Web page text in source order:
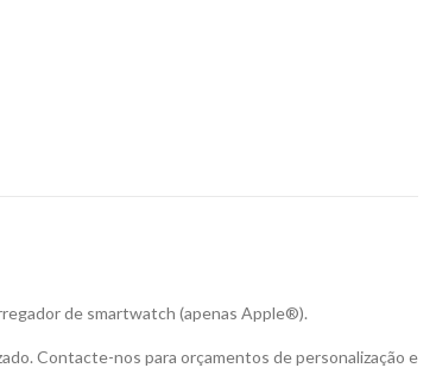
de smartwatch (apenas Apple®).
Contacte-nos para orçamentos de personalização e